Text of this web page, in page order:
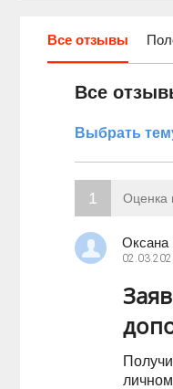
Все отзывы
Все
Выбрать
1 Оценка
Оксана